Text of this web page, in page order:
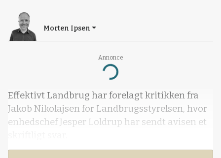
Annonce
Loading...
Morten Ipsen
Effektivt Landbrug har forelagt kritikken fra
Jakob Nikolajsen for Landbrugsstyrelsen, hvor
enhedschef Jesper Loldrup har sendt avisen et